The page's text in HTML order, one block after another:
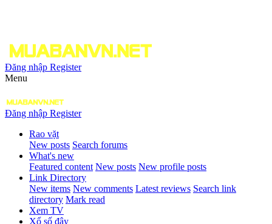
Đăng nhập Register
Menu
Đăng nhập Register
Rao vặt
New posts Search forums
What's new
Featured content New posts New profile posts
Link Directory
New items New comments Latest reviews Search link
directory Mark read
Xem TV
Xổ số đây